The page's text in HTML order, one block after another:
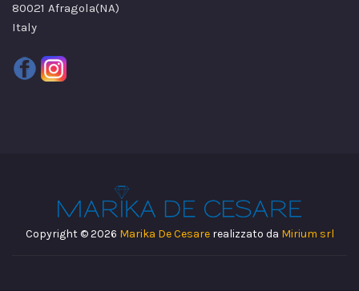
80021 Afragola(NA)
Italy
Copyright © 2026 Marika De Cesarerealizzato da Mirium srl